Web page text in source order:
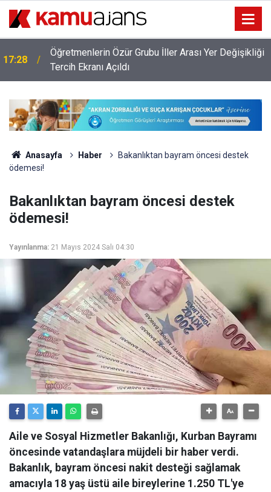
17:28
Öğretmenlerin Özür Grubu İller Arası Yer Değişikliği
Tercih Ekranı Açıldı
Anasayfa Haber
Bakanlıktan bayram öncesi destek
ödemesi!
Bakanlıktan bayram öncesi destek
ödemesi!
Yayınlanma: 21 Mayıs 2024 Salı 04:30
Aile ve Sosyal Hizmetler Bakanlığı, Kurban Bayramı
öncesinde vatandaşlara müjdeli bir haber verdi.
Bakanlık, bayram öncesi nakit desteği sağlamak
amacıyla 18 yaş üstü aile bireylerine 1.250 TL'ye